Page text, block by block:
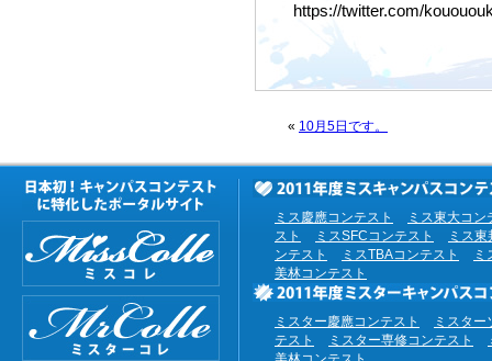
https://twitter.com/
« 10月5日です。
ミス慶應コンテスト
ミス東大コン
スト
ミスSFCコンテスト
ミス
ンテスト
ミスTBAコンテスト
ミ
美林コンテスト
ミスター慶應コンテスト
ミスタ
テスト
ミスター専修コンテスト